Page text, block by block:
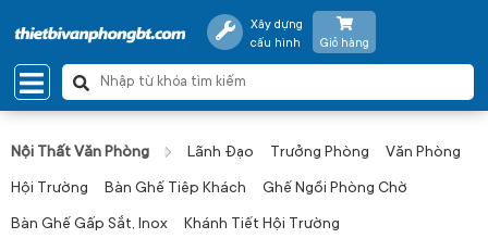
Xây dựng
cấu hình
Giỏ hàng
Nội Thất Văn Phòng Lãnh Đạo Trưởng Phòng Văn Phòng
Hội Trường Bàn Ghế Tiêp Khách Ghế Ngồi Phòng Chờ
Bàn Ghế Gấp Sắt, Inox Khánh Tiết Hội Trường